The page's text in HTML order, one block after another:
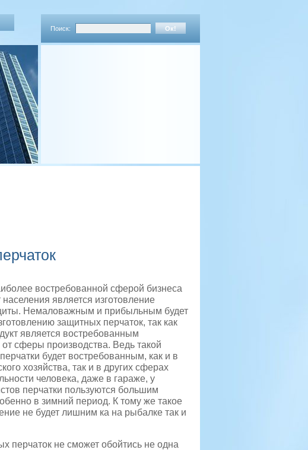
Поиск:
востребованной сферой бизнеса
населения является изготовление
Немаловажным и прибыльным будет
защитных перчаток, так как
является востребованным
сферы производства. Ведь такой
будет востребованным, как и в
хозяйства, так и в других сферах
человека, даже в гараже, у
перчатки пользуются большим
в зимний период. К тому же такое
не будет лишним ка на рыбалке так и
перчаток не сможет обойтись не одна